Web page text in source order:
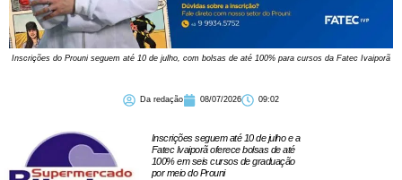
Inscrições do Prouni seguem até 10 de julho, com bolsas de até 100% para cursos da Fatec Ivaiporã
Da redação 08/07/2026 09:02
Inscrições seguem até 10 de julho e a
Fatec Ivaiporã oferece bolsas de até
100% em seis cursos de graduação
por meio do Prouni